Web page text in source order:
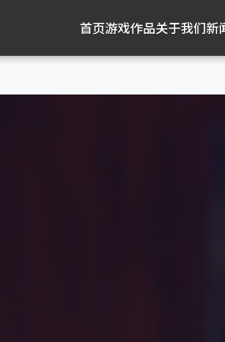
首页游戏作品关于我们新